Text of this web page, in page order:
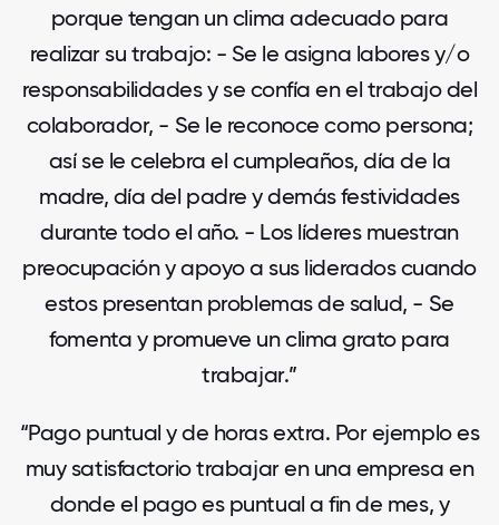
porque tengan un clima adecuado para
realizar su trabajo: - Se le asigna labores y/o
responsabilidades y se confía en el trabajo del
colaborador, - Se le reconoce como persona;
así se le celebra el cumpleaños, día de la
madre, día del padre y demás festividades
durante todo el año. - Los líderes muestran
preocupación y apoyo a sus liderados cuando
estos presentan problemas de salud, - Se
fomenta y promueve un clima grato para
trabajar.”
“Pago puntual y de horas extra. Por ejemplo es
muy satisfactorio trabajar en una empresa en
donde el pago es puntual a fin de mes, y